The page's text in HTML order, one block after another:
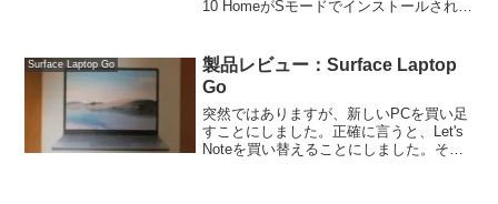
10 HomeがSモードでインストールされて
Surface Laptop Go
製品レビュー：Surface Laptop
Go
突然ではありますが、新しいPCを買い足
すことにしました。正確に言うと、Let's
Noteを買い替えることにしました。その